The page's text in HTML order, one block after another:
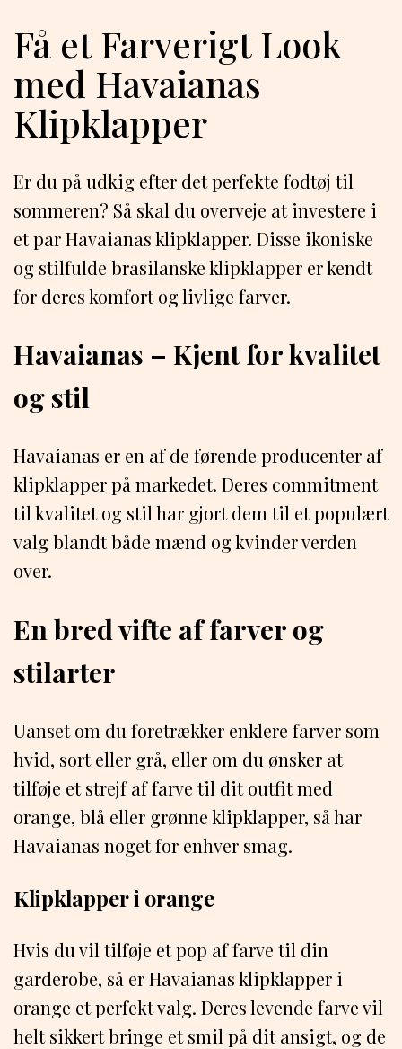
Få et Farverigt Look
med Havaianas
Klipklapper
Er du på udkig efter det perfekte fodtøj til
sommeren? Så skal du overveje at investere i
et par Havaianas klipklapper. Disse ikoniske
og stilfulde brasilanske klipklapper er kendt
for deres komfort og livlige farver.
Havaianas – Kjent for kvalitet
og stil
Havaianas er en af de førende producenter af
klipklapper på markedet. Deres commitment
til kvalitet og stil har gjort dem til et populært
valg blandt både mænd og kvinder verden
over.
En bred vifte af farver og
stilarter
Uanset om du foretrækker enklere farver som
hvid, sort eller grå, eller om du ønsker at
tilføje et strejf af farve til dit outfit med
orange, blå eller grønne klipklapper, så har
Havaianas noget for enhver smag.
Klipklapper i orange
Hvis du vil tilføje et pop af farve til din
garderobe, så er Havaianas klipklapper i
orange et perfekt valg. Deres levende farve vil
helt sikkert bringe et smil på dit ansigt, og de